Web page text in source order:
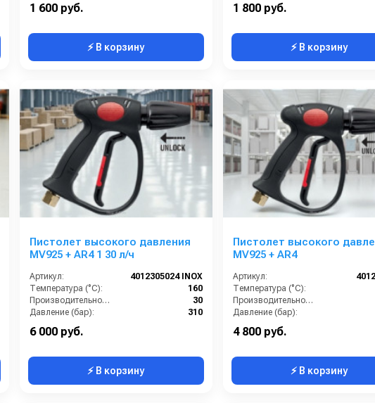
1 600 руб.
⚡ В корзину
1 800 руб.
⚡ В корзину
Пистолет высокого давления
MV925 + AR4 1 30 л/ч
Артикул:
4012305024 INOX
Температура (°C):
160
Производительность (л/мин):
30
Давление (бар):
310
6 000 руб.
⚡ В корзину
Пистолет высокого
MV925 + AR4
Артикул:
Температура (°C):
Производительность (л/мин):
Давление (бар):
4 800 руб.
⚡ В корзину